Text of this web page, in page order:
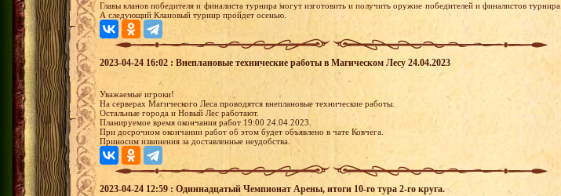
Главы кланов победителя и финалиста турнира могут изготовить и получить оружие победителей и финалистов турнира.
А следующий Клановый турнир пройдет осенью.
2023-04-24 16:02 : Внеплановые технические работы в Магическом Лесу 24.04.2023
Уважаемые игроки!
На серверах Магического Леса проводятся внеплановые технические работы.
Остальные города и Новый Лес работают.
Планируемое время окончания работ 19:00 24.04.2023.
При досрочном окончании работ об этом будет объявлено в чате Ковчега.
Приносим извинения за доставленные неудобства.
2023-04-24 12:59 : Одиннадцатый Чемпионат Арены, итоги 10-го тура 2-го круга.